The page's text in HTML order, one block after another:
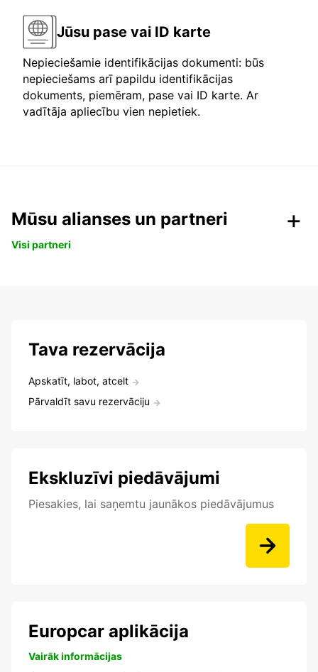
Jūsu pase vai ID karte
Nepieciešamie identifikācijas dokumenti: būs
nepieciešams arī papildu identifikācijas
dokuments, piemēram, pase vai ID karte. Ar
vadītāja apliecību vien nepietiek.
Mūsu alianses un partneri
Visi partneri
Tava rezervācija
Apskatīt, labot, atcelt
Pārvaldīt savu rezervāciju
Ekskluzīvi piedāvājumi
Piesakies, lai saņemtu jaunākos piedāvājumus
Europcar aplikācija
Vairāk informācijas